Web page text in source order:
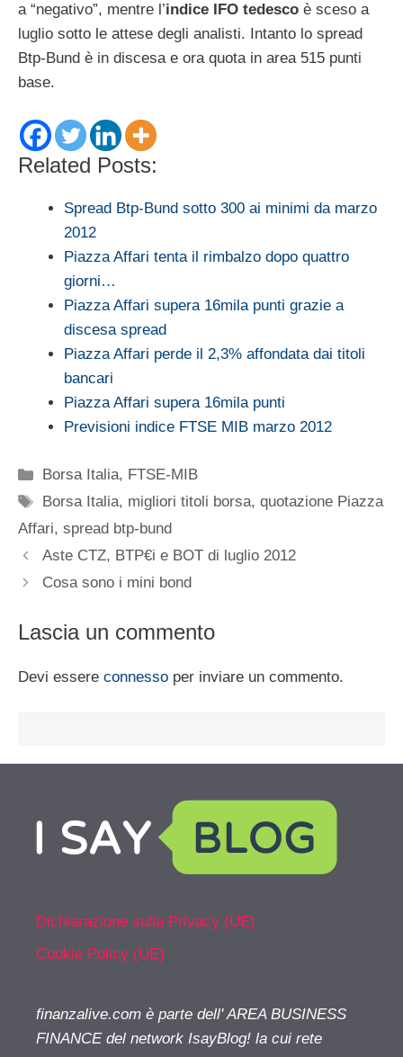
a “negativo”, mentre l’indice IFO tedesco è sceso a
luglio sotto le attese degli analisti. Intanto lo spread
Btp-Bund è in discesa e ora quota in area 515 punti
base.
Related Posts:
Spread Btp-Bund sotto 300 ai minimi da marzo
2012
Piazza Affari tenta il rimbalzo dopo quattro
giorni…
Piazza Affari supera 16mila punti grazie a
discesa spread
Piazza Affari perde il 2,3% affondata dai titoli
bancari
Piazza Affari supera 16mila punti
Previsioni indice FTSE MIB marzo 2012
Categorie
Borsa Italia, FTSE-MIB
Tag
Borsa Italia, migliori titoli borsa,quotazione Piazza
Affari, spread btp-bund
Aste CTZ, BTP€i e BOT di luglio 2012
Cosa sono i mini bond
Lascia un commento
Devi essere connesso per inviare un commento.
Dichiarazione sulla Privacy (UE)
Cookie Policy (UE)
finanzalive.com è parte dell' AREA BUSINESS
FINANCE del network IsayBlog! la cui rete